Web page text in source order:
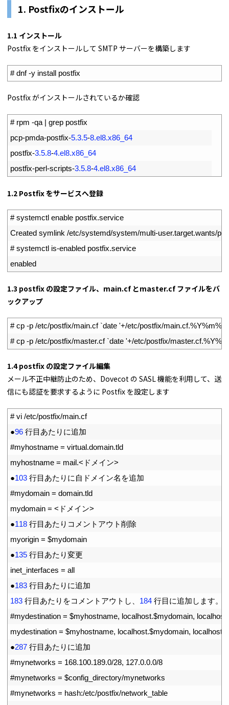
1. Postfixのインストール
1.1 インストール
Postfix をインストールして SMTP サーバーを構築します
# dnf -y install postfix
Postfix がインストールされているか確認
# rpm -qa | grep postfix
pcp-pmda-postfix-5.3.5-8.el8.x86_64
postfix-3.5.8-4.el8.x86_64
postfix-perl-scripts-3.5.8-4.el8.x86_64
1.2 Postfix をサービスへ登録
# systemctl enable postfix.service
Created symlink /etc/systemd/system/multi-user.target.wants/
# systemctl is-enabled postfix.service
enabled
1.3 postfix の設定ファイル、main.cf とmaster.cf ファイルをバ
ックアップ
# cp -p /etc/postfix/main.cf `date '+/etc/postfix/
# cp -p /etc/postfix/master.cf `date '+/etc/postfix/
1.4 postfix の設定ファイル編集
メール不正中継防止のため、Dovecot の SASL 機能を利用して、送
信にも認証を要求するように Postfix を設定します
# vi /etc/postfix/main.cf
●96 行目あたりに追加
#myhostname = virtual.domain.tld
myhostname = mail.< ドメイン>
●103 行目あたりに自ドメイン名を追加
#mydomain = domain.tld
mydomain = < ドメイン>
●118 行目あたりコメントアウト削除
myorigin = $mydomain
●135 行目あたり変更
inet_interfaces = all
●183 行目あたりに追加
183 行目あたりをコメントアウトし、 184 行目に追加します。
#mydestination = $myhostname, localhost.$mydomain, localhost
mydestination = $myhostname, localhost.$mydomain, localhost
●287 行目あたりに追加
#mynetworks = 168.100.189.0/28, 127.0.0.0/8
#mynetworks = $config_directory/mynetworks
#mynetworks = hash:/etc/postfix/network_table